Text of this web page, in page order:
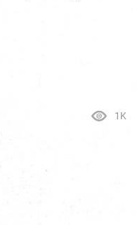
1K